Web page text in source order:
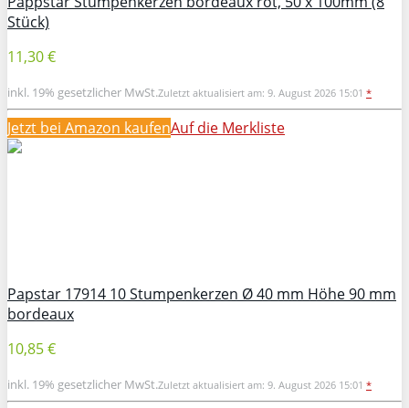
Stück)
11,30 €
inkl. 19% gesetzlicher MwSt.Zuletzt aktualisiert am: 9. August 2026 15:01 *
Jetzt bei Amazon kaufenAuf die Merkliste
Papstar 17914 10 Stumpenkerzen Ø 40 mm Höhe 90 mm
bordeaux
10,85 €
inkl. 19% gesetzlicher MwSt.Zuletzt aktualisiert am: 9. August 2026 15:01 *